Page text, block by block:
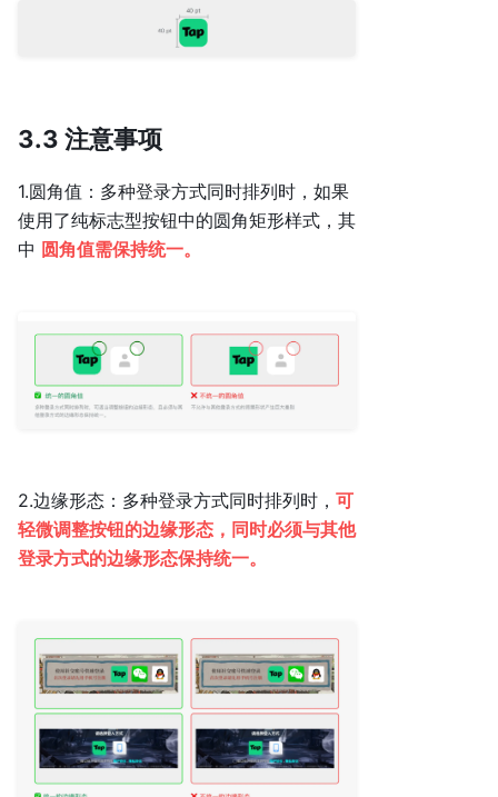
3.3 注意事项
1.圆角值：多种登录方式同时排列时，如果
使用了纯标志型按钮中的圆角矩形样式，其
中 圆角值需保持统一。
2.边缘形态：多种登录方式同时排列时， 可
轻微调整按钮的边缘形态，同时必须与其他
登录方式的边缘形态保持统一。